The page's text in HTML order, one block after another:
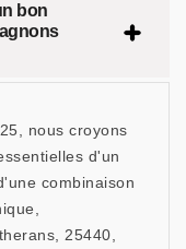
bon
nous croyons
d'un
combinaison
25440,